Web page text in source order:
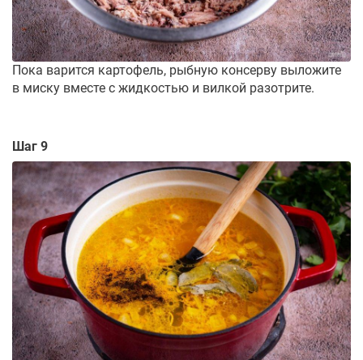
Пока варится картофель, рыбную консерву выложите
в миску вместе с жидкостью и вилкой разотрите.
Шаг 9